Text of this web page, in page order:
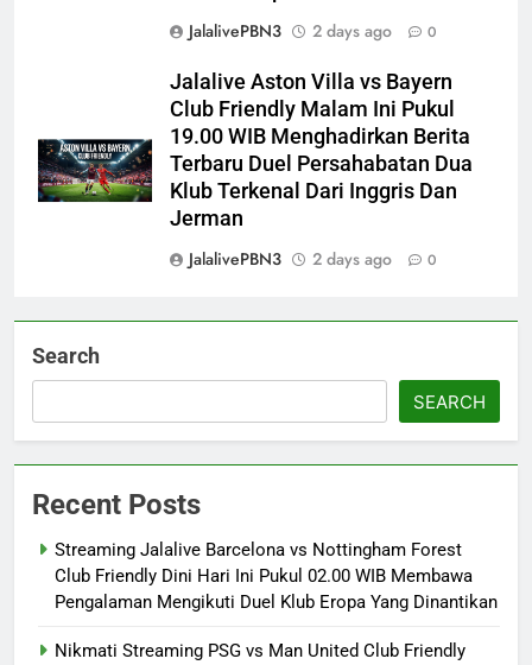
JalalivePBN3
2 days ago 0
Jalalive Aston Villa vs Bayern
Club Friendly Malam Ini Pukul
19.00 WIB Menghadirkan Berita
Terbaru Duel Persahabatan Dua
Klub Terkenal Dari Inggris Dan
Jerman
JalalivePBN3
2 days ago 0
Search
SEARCH
Recent Posts
Streaming Jalalive Barcelona vs Nottingham Forest
Club Friendly Dini Hari Ini Pukul 02.00 WIB Membawa
Pengalaman Mengikuti Duel Klub Eropa Yang Dinantikan
Nikmati Streaming PSG vs Man United Club Friendly